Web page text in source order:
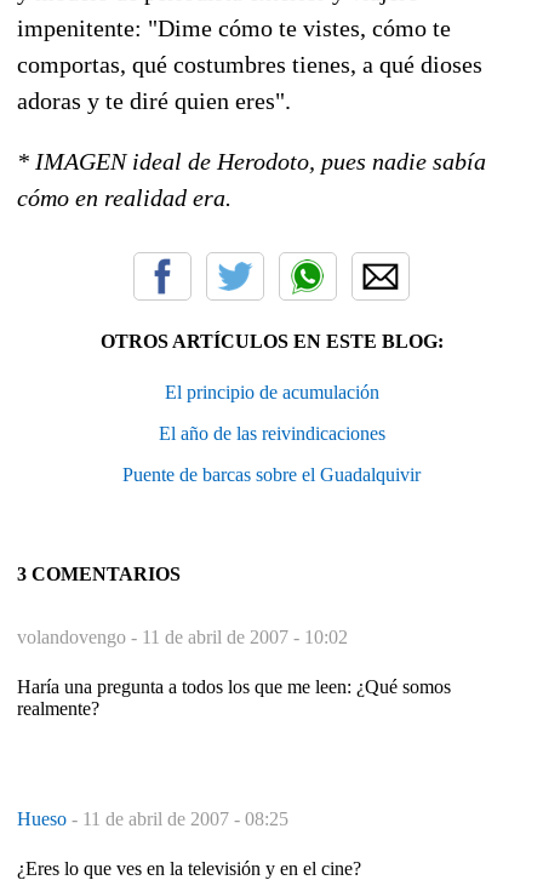
impenitente: "Dime cómo te vistes, cómo te
comportas, qué costumbres tienes, a qué dioses
adoras y te diré quien eres".
* IMAGEN ideal de Herodoto, pues nadie sabía
cómo en realidad era.
OTROS ARTÍCULOS EN ESTE BLOG:
El principio de acumulación
El año de las reivindicaciones
Puente de barcas sobre el Guadalquivir
3 COMENTARIOS
volandovengo - 11 de abril de 2007 - 10:02
Haría una pregunta a todos los que me leen: ¿Qué somos
realmente?
Hueso - 11 de abril de 2007 - 08:25
¿Eres lo que ves en la televisión y en el cine?